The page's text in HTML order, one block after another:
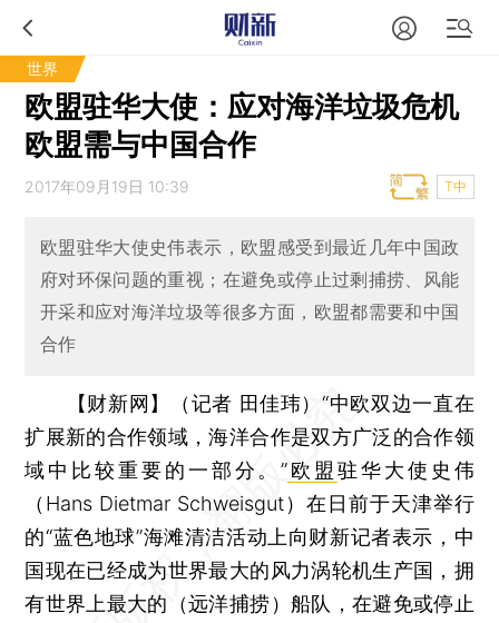
世界
欧盟驻华大使：应对海洋垃圾危机
欧盟需与中国合作
2017年09月19日 10:39 T中
欧盟驻华大使史伟表示，欧盟感受到最近几年中国政
府对环保问题的重视；在避免或停止过剩捕捞、风能
开采和应对海洋垃圾等很多方面，欧盟都需要和中国
合作
【财新网】（记者 田佳玮）“中欧双边一直在
扩展新的合作领域，海洋合作是双方广泛的合作领
域中比较重要的一部分。”欧盟驻华大使史伟
（Hans Dietmar Schweisgut）在日前于天津举行
的“蓝色地球”海滩清洁活动上向财新记者表示，中
国现在已经成为世界最大的风力涡轮机生产国，拥
有世界上最大的（远洋捕捞）船队，在避免或停止